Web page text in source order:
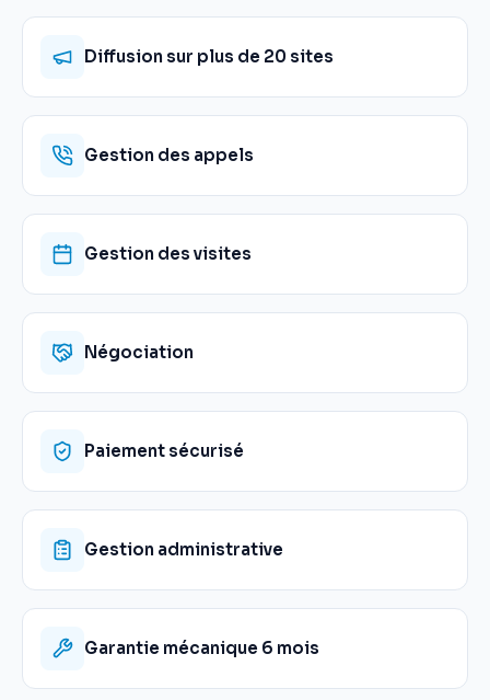
Diffusion sur plus de 20 sites
Gestion des appels
Gestion des visites
Négociation
Paiement sécurisé
Gestion administrative
Garantie mécanique 6 mois